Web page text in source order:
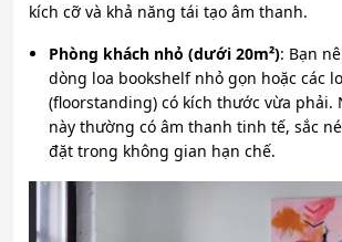
kích cỡ và khả năng tái tạo âm thanh.
Phòng khách nhỏ (dưới 20m²): Bạn
dòng loa bookshelf nhỏ gọn hoặc các
(floorstanding) có kích thước vừa phải.
này thường có âm thanh tinh tế, sắc
đặt trong không gian hạn chế.